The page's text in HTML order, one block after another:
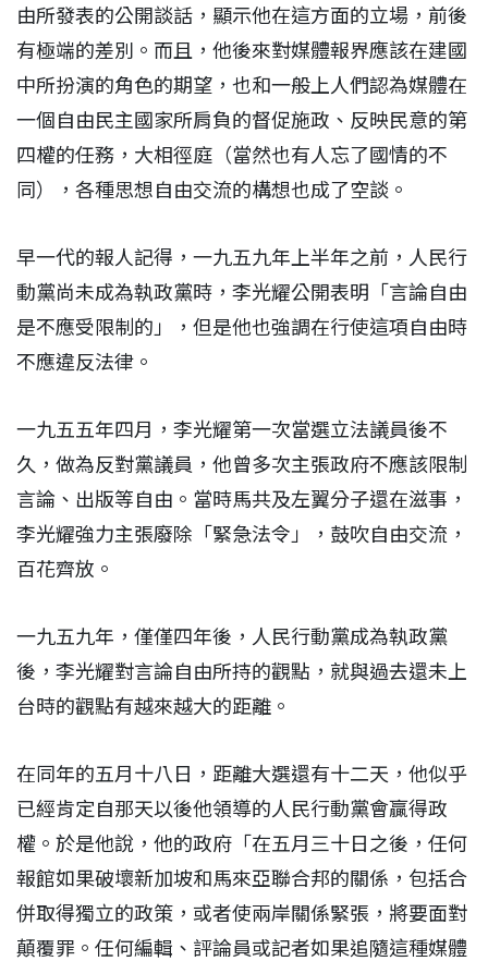
由所發表的公開談話，顯示他在這方面的立場，前後
有極端的差別。而且，他後來對媒體報界應該在建國
中所扮演的角色的期望，也和一般上人們認為媒體在
一個自由民主國家所肩負的督促施政、反映民意的第
四權的任務，大相徑庭（當然也有人忘了國情的不
同），各種思想自由交流的構想也成了空談。
早一代的報人記得，一九五九年上半年之前，人民行
動黨尚未成為執政黨時，李光耀公開表明「言論自由
是不應受限制的」，但是他也強調在行使這項自由時
不應違反法律。
一九五五年四月，李光耀第一次當選立法議員後不
久，做為反對黨議員，他曾多次主張政府不應該限制
言論、出版等自由。當時馬共及左翼分子還在滋事，
李光耀強力主張廢除「緊急法令」，鼓吹自由交流，
百花齊放。
一九五九年，僅僅四年後，人民行動黨成為執政黨
後，李光耀對言論自由所持的觀點，就與過去還未上
台時的觀點有越來越大的距離。
在同年的五月十八日，距離大選還有十二天，他似乎
已經肯定自那天以後他領導的人民行動黨會贏得政
權。於是他說，他的政府「在五月三十日之後，任何
報館如果破壞新加坡和馬來亞聯合邦的關係，包括合
併取得獨立的政策，或者使兩岸關係緊張，將要面對
顛覆罪。任何編輯、評論員或記者如果追隨這種媒體